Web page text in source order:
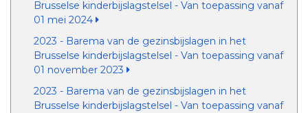
Brusselse kinderbijslagstelsel - Van toepassing vanaf
01 mei 2024
2023 - Barema van de gezinsbijslagen in het
Brusselse kinderbijslagstelsel - Van toepassing vanaf
01 november 2023
2023 - Barema van de gezinsbijslagen in het
Brusselse kinderbijslagstelsel - Van toepassing vanaf